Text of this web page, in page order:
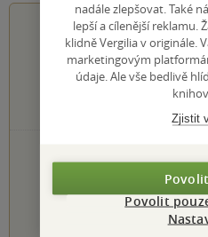
0.0
0×
3
0×
2
0×
1
nadále zlepšovat. Také
lepší a cílenější reklamu.
klidně Vergilia v originále.
marketingovým
údaje. Ale vše bedlivě
Zjistit
Povolit